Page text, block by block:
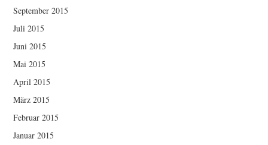
September 2015
Juli 2015
Juni 2015
Mai 2015
April 2015
März 2015
Februar 2015
Januar 2015